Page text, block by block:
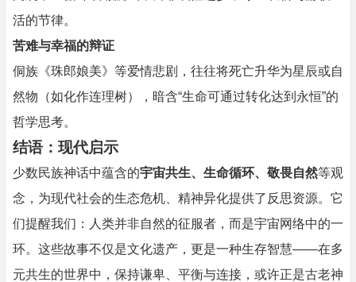
活的节律。
苦难与幸福的辩证
侗族《珠郎娘美》等爱情悲剧，往往将死亡升华为星辰或自
然物（如化作连理树），暗含“生命可通过转化达到永恒”的
哲学思考。
结语：现代启示
少数民族神话中蕴含的宇宙共生、生命循环、敬畏自然等观
念，为现代社会的生态危机、精神异化提供了反思资源。它
们提醒我们：人类并非自然的征服者，而是宇宙网络中的一
环。这些故事不仅是文化遗产，更是一种生存智慧——在多
元共生的世界中，保持谦卑、平衡与连接，或许正是古老神